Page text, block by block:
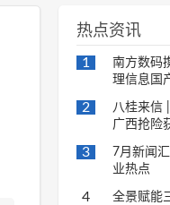
热点资讯
1
南方数码
理信息国
2
八桂来信
广西抢险
3
7月新闻汇
业热点
4
全景赋能